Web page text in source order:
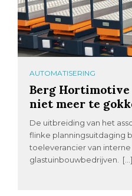
AUTOMATISERING
Berg
niet meer te
De uitbreiding van het
flinke planningsuitdaging
toeleverancier van
glastuinbouwbedrijven. […]